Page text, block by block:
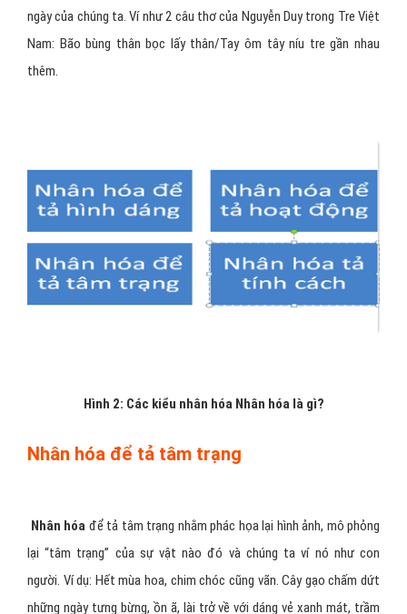
ngày của chúng ta. Ví như 2 câu thơ của Nguyễn Duy trong Tre Việt
Nam: Bão bùng thân bọc lấy thân/Tay ôm tây níu tre gần nhau
thêm.
Hình 2: Các kiểu nhân hóa Nhân hóa là gì?
Nhân hóa để tả tâm trạng
Nhân hóa để tả tâm trạng nhằm phác họa lại hình ảnh, mô phỏng
lại “tâm trạng” của sự vật nào đó và chúng ta ví nó như con
người. Ví dụ: Hết mùa hoa, chim chóc cũng vãn. Cây gạo chấm dứt
những ngày tưng bừng, ồn ã, lài trở về với dáng vẻ xanh mát, trầm